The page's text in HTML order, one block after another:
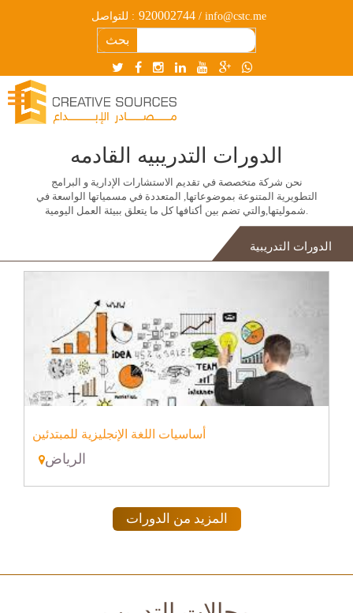
للتواصل : 920002744/ info@cstc.me
بحث
الدورات التدريبيه القادمه
نحن شركة متخصصة في تقديم الاستشارات الإدارية و البرامج
التطويرية المتنوعة بموضوعاتها, المتعددة في مسمياتها الواسعة في
شموليتها,والتي تضم بين أكنافها كل ما يتعلق ببيئة العمل اليومية.
الدورات التدريبية
أساسيات اللغة الإنجليزية للمبتدئين
الرياض
المزيد من الدورات